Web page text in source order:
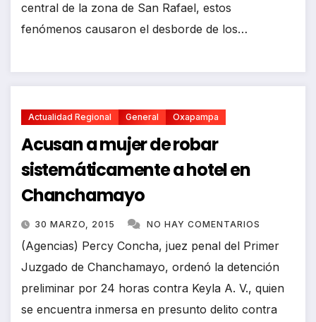
central de la zona de San Rafael, estos
fenómenos causaron el desborde de los…
Actualidad Regional General Oxapampa
Acusan a mujer de robar
sistemáticamente a hotel en
Chanchamayo
30 MARZO, 2015 NO HAY COMENTARIOS
(Agencias) Percy Concha, juez penal del Primer
Juzgado de Chanchamayo, ordenó la detención
preliminar por 24 horas contra Keyla A. V., quien
se encuentra inmersa en presunto delito contra